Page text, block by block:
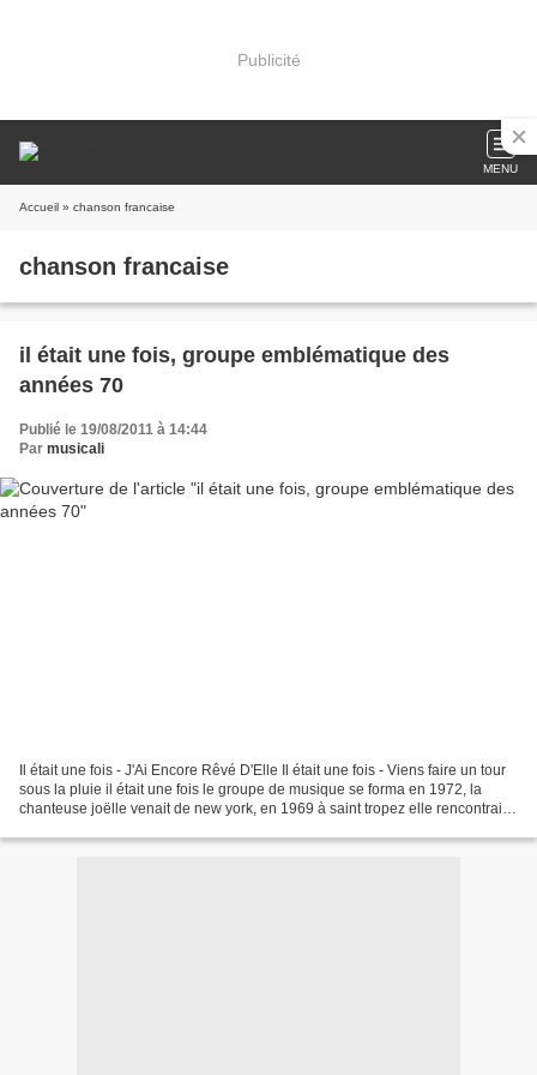
Publicité
MENU
Accueil » chanson francaise
chanson francaise
il était une fois, groupe emblématique des
années 70
Publié le 19/08/2011 à 14:44
Par musicali
Il était une fois - J'Ai Encore Rêvé D'Elle Il était une fois - Viens faire un tour
sous la pluie il était une fois le groupe de musique se forma en 1972, la
chanteuse joëlle venait de new york, en 1969 à saint tropez elle rencontrait